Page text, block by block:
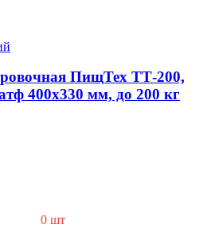
ПищТех ТТ-200,
400х330 мм, до 200 кг
0 шт